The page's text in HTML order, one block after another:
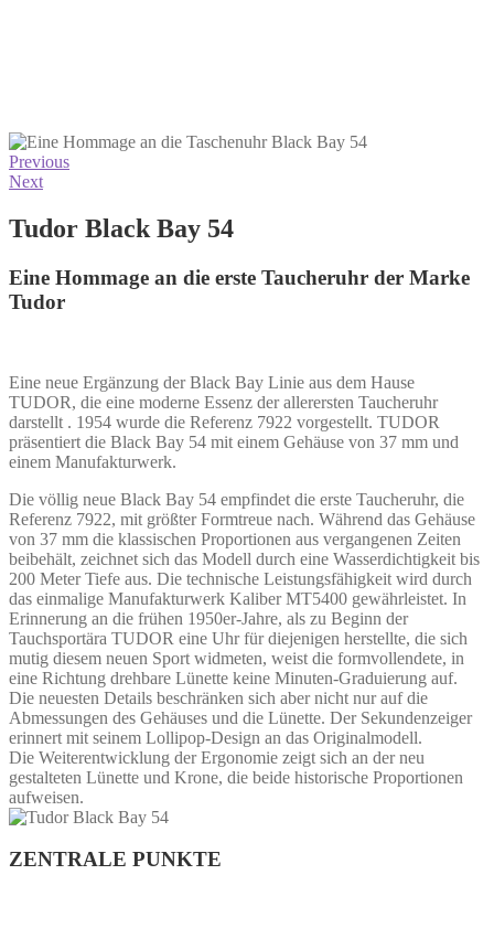
Previous
Next
Tudor Black Bay 54
Eine Hommage an die erste Taucheruhr der Marke
Tudor
Eine neue Ergänzung der Black Bay Linie aus dem Hause
TUDOR, die eine moderne Essenz der allerersten Taucheruhr
darstellt . 1954 wurde die Referenz 7922 vorgestellt. TUDOR
präsentiert die Black Bay 54 mit einem Gehäuse von 37 mm und
einem Manufakturwerk.
Die völlig neue Black Bay 54 empfindet die erste Taucheruhr, die
Referenz 7922, mit größter Formtreue nach. Während das Gehäuse
von 37 mm die klassischen Proportionen aus vergangenen Zeiten
beibehält, zeichnet sich das Modell durch eine Wasserdichtigkeit bis
200 Meter Tiefe aus. Die technische Leistungsfähigkeit wird durch
das einmalige Manufakturwerk Kaliber MT5400 gewährleistet. In
Erinnerung an die frühen 1950er-Jahre, als zu Beginn der
Tauchsportära TUDOR eine Uhr für diejenigen herstellte, die sich
mutig diesem neuen Sport widmeten, weist die formvollendete, in
eine Richtung drehbare Lünette keine Minuten-Graduierung auf.
Die neuesten Details beschränken sich aber nicht nur auf die
Abmessungen des Gehäuses und die Lünette. Der Sekundenzeiger
erinnert mit seinem Lollipop-Design an das Originalmodell.
Die Weiterentwicklung der Ergonomie zeigt sich an der neu
gestalteten Lünette und Krone, die beide historische Proportionen
aufweisen.
ZENTRALE PUNKTE